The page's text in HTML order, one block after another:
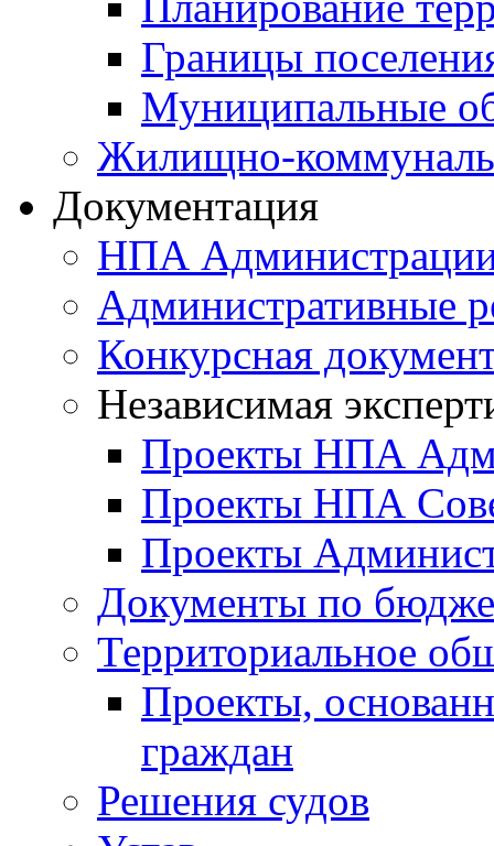
Границы
Муниципальные
Жилищно-
Документация
НПА
Административные
Конкурсная
Независимая
Проекты НПА
Проекты НПА
Проекты
Документы по
Территориальное
Проекты,
граждан
Решения судов